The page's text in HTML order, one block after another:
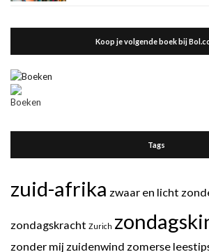
Koop je volgende boek bij
Tags
zuid-afrika zwaar en licht
zondagskracht Zurich
zonder mij zuidenwind zomerse